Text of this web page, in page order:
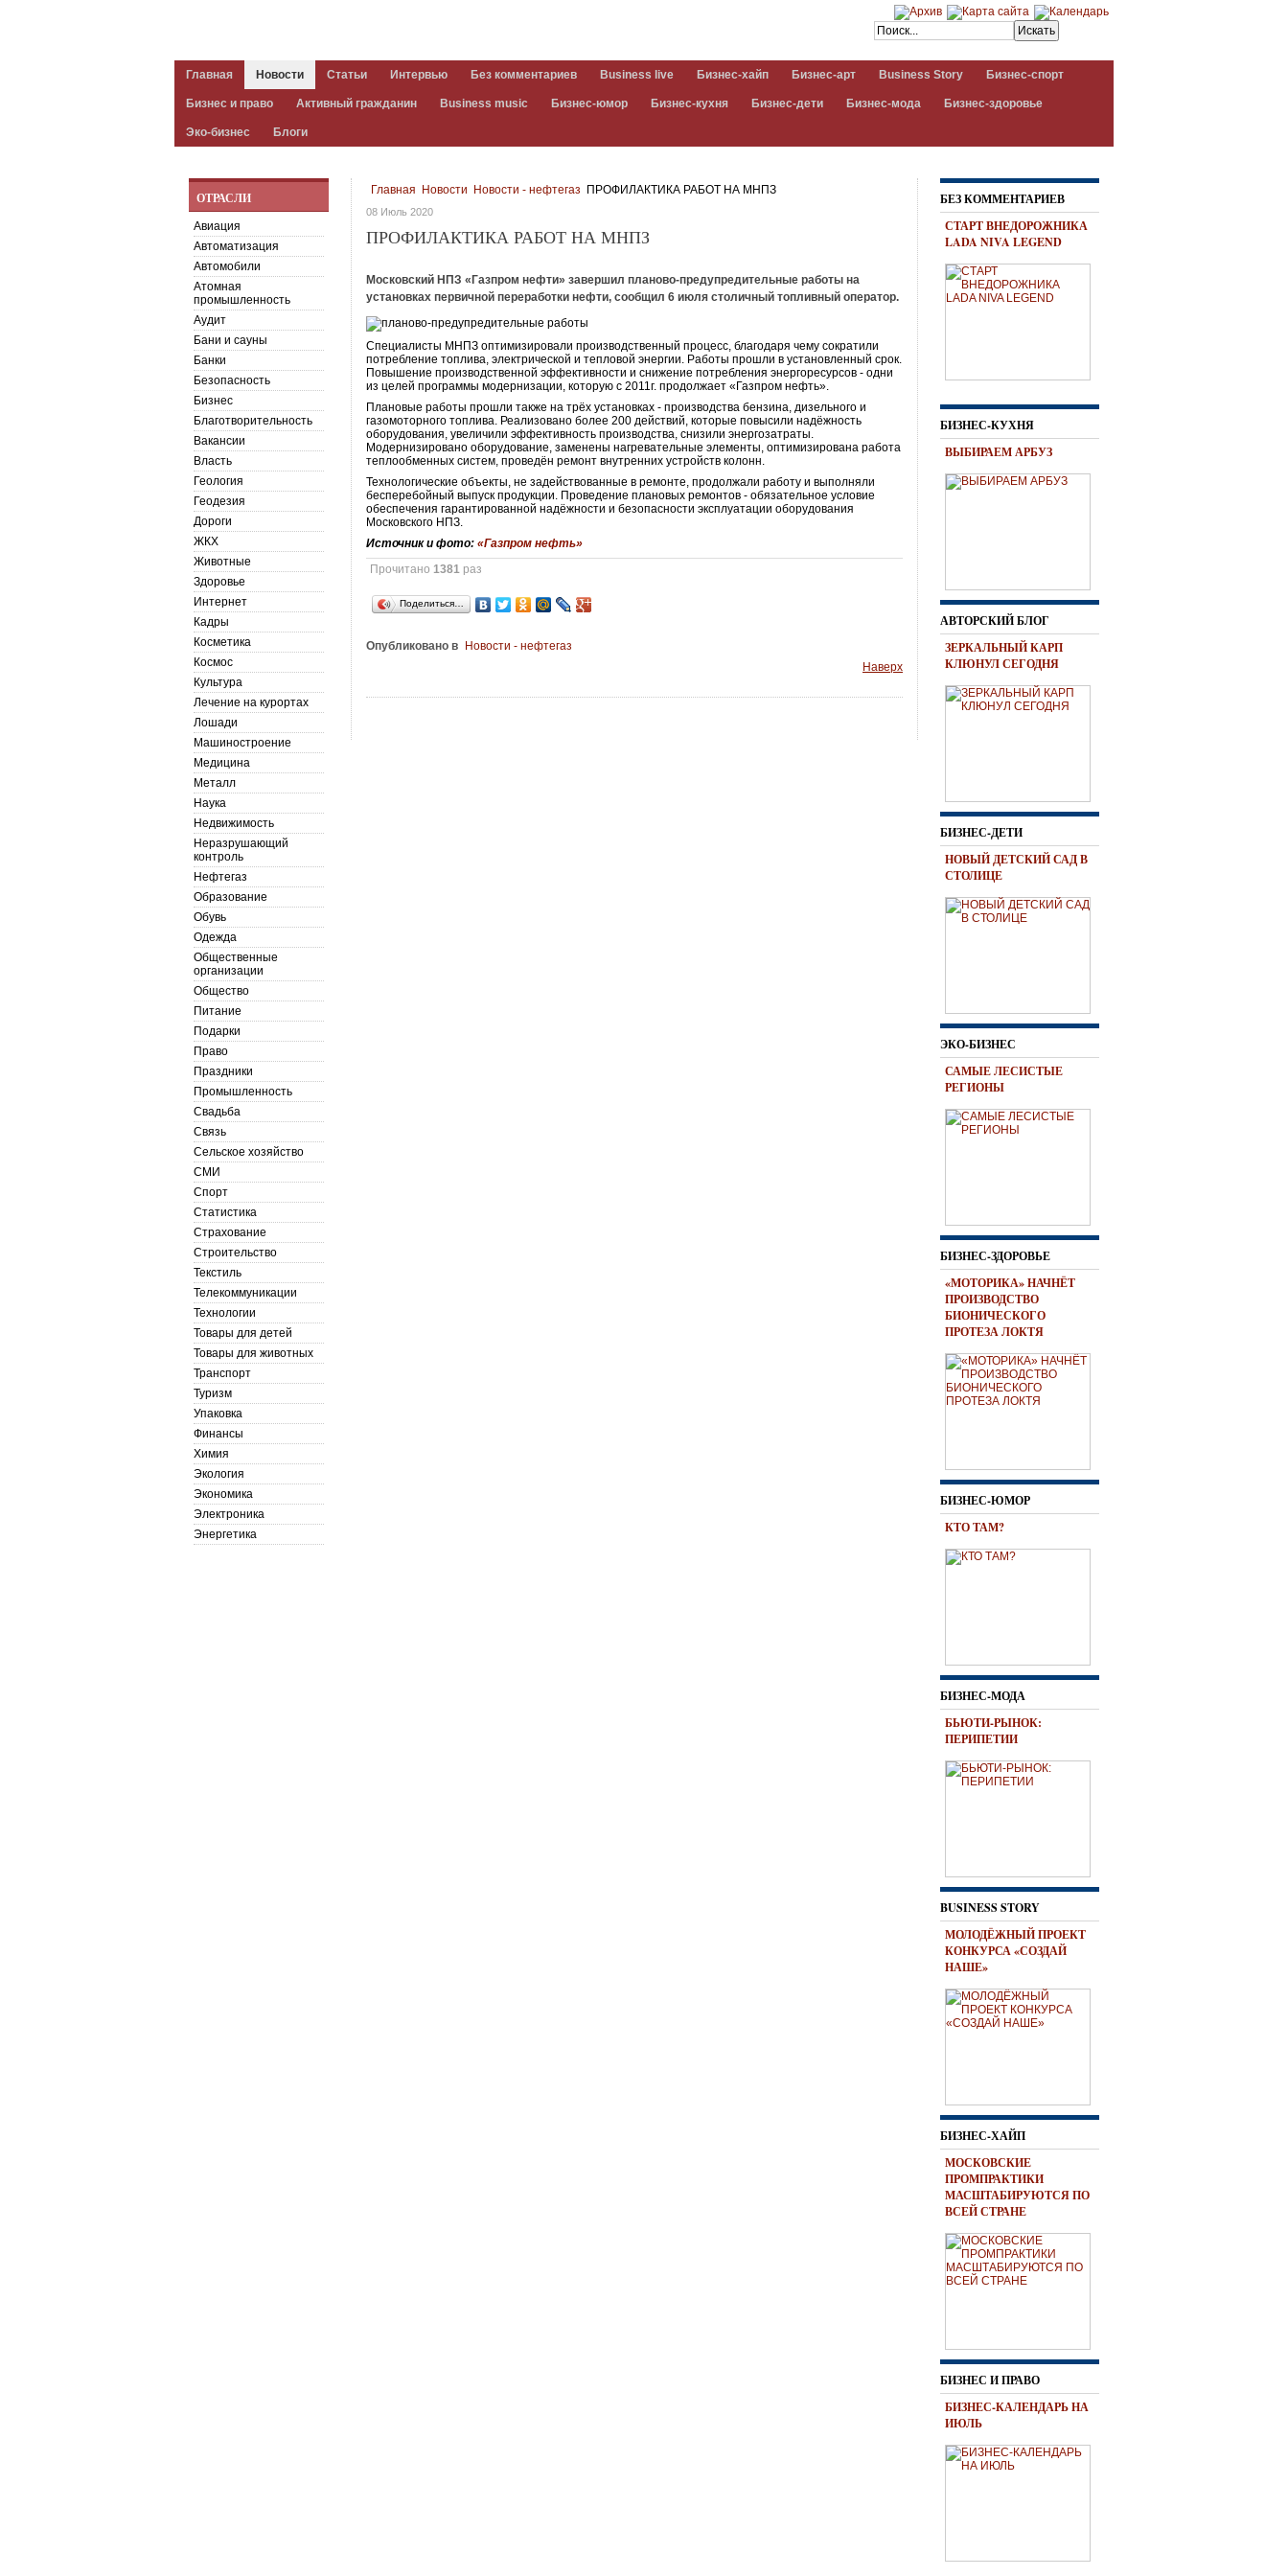
Главная Новости Статьи Интервью Без комментариев Business live Бизнес-хайп Бизнес-арт Business Story Бизнес-спорт
Бизнес и право Активный гражданин Business music Бизнес-юмор Бизнес-кухня Бизнес-дети Бизнес-мода Бизнес-здоровье
Эко-бизнес Блоги
Главная Новости Новости - нефтегаз ПРОФИЛАКТИКА РАБОТ НА МНПЗ
08 Июль 2020
ПРОФИЛАКТИКА РАБОТ НА МНПЗ
Московский НПЗ «Газпром нефти» завершил планово-предупредительные работы на
установках первичной переработки нефти, сообщил 6 июля столичный топливный оператор.
Специалисты МНПЗ оптимизировали производственный процесс, благодаря чему сократили
потребление топлива, электрической и тепловой энергии. Работы прошли в установленный срок.
Повышение производственной эффективности и снижение потребления энергоресурсов - одни
из целей программы модернизации, которую с 2011г. продолжает «Газпром нефть».
Плановые работы прошли также на трёх установках - производства бензина, дизельного и
газомоторного топлива. Реализовано более 200 действий, которые повысили надёжность
оборудования, увеличили эффективность производства, снизили энергозатраты.
Модернизировано оборудование, заменены нагревательные элементы, оптимизирована работа
теплообменных систем, проведён ремонт внутренних устройств колонн.
Технологические объекты, не задействованные в ремонте, продолжали работу и выполняли
бесперебойный выпуск продукции. Проведение плановых ремонтов - обязательное условие
обеспечения гарантированной надёжности и безопасности эксплуатации оборудования
Московского НПЗ.
Источник и фото:«Газпром нефть»
Прочитано1381 раз
Поделиться…
Опубликовано в
Новости - нефтегаз
Наверх
ОТРАСЛИ
Авиация
Автоматизация
Автомобили
Атомная
промышленность
Аудит
Бани и сауны
Банки
Безопасность
Бизнес
Благотворительность
Вакансии
Власть
Геология
Геодезия
Дороги
ЖКХ
Животные
Здоровье
Интернет
Кадры
Косметика
Космос
Культура
Лечение на курортах
Лошади
Машиностроение
Медицина
Металл
Наука
Недвижимость
Неразрушающий
контроль
Нефтегаз
Образование
Обувь
Одежда
Общественные
организации
Общество
Питание
Подарки
Право
Праздники
Промышленность
Свадьба
Связь
Сельское хозяйство
СМИ
Спорт
Статистика
Страхование
Строительство
Текстиль
Телекоммуникации
Технологии
Товары для детей
Товары для животных
Транспорт
Туризм
Упаковка
Финансы
Химия
Экология
Экономика
Электроника
Энергетика
БЕЗ КОММЕНТАРИЕВ
СТАРТ ВНЕДОРОЖНИКА
LADA NIVA LEGEND
БИЗНЕС-КУХНЯ
ВЫБИРАЕМ АРБУЗ
АВТОРСКИЙ БЛОГ
ЗЕРКАЛЬНЫЙ КАРП
КЛЮНУЛ СЕГОДНЯ
БИЗНЕС-ДЕТИ
НОВЫЙ ДЕТСКИЙ САД В
СТОЛИЦЕ
ЭКО-БИЗНЕС
САМЫЕ ЛЕСИСТЫЕ
РЕГИОНЫ
БИЗНЕС-ЗДОРОВЬЕ
«МОТОРИКА» НАЧНЁТ
ПРОИЗВОДСТВО
БИОНИЧЕСКОГО
ПРОТЕЗА ЛОКТЯ
БИЗНЕС-ЮМОР
КТО ТАМ?
БИЗНЕС-МОДА
БЬЮТИ-РЫНОК:
ПЕРИПЕТИИ
BUSINESS STORY
МОЛОДЁЖНЫЙ ПРОЕКТ
КОНКУРСА «СОЗДАЙ
НАШЕ»
БИЗНЕС-ХАЙП
МОСКОВСКИЕ
ПРОМПРАКТИКИ
МАСШТАБИРУЮТСЯ ПО
ВСЕЙ СТРАНЕ
БИЗНЕС И ПРАВО
БИЗНЕС-КАЛЕНДАРЬ НА
ИЮЛЬ